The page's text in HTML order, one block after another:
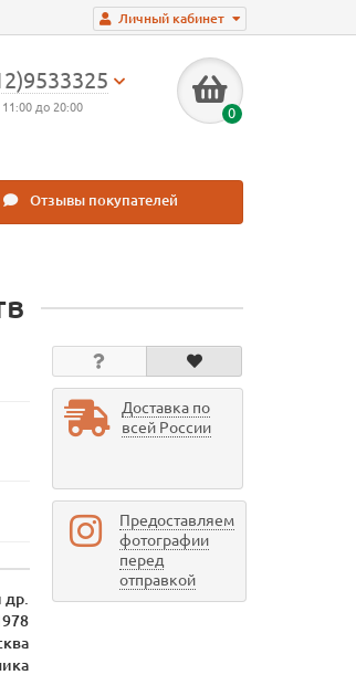
Личный кабинет
11:00 до 20:00 0
Отзывы покупателей
Доставка по
всей России
Предоставляем
фотографии
перед
отправкой